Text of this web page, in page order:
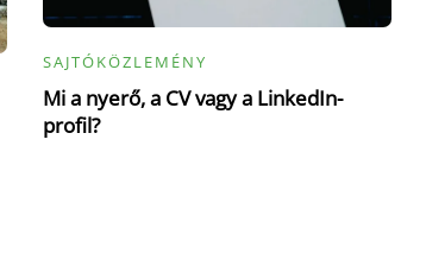
SAJTÓKÖZLEMÉNY
Mi a nyerő, a CV vagy a LinkedIn-
profil?